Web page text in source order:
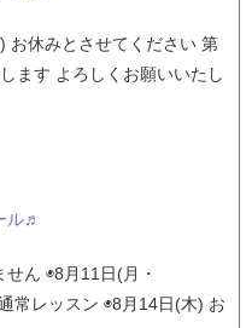
お休みとさせてください 第
ます よろしくお願いいたし
ル♬
ん ◉8月11日(月・
常レッスン ◉8月14日(木) お